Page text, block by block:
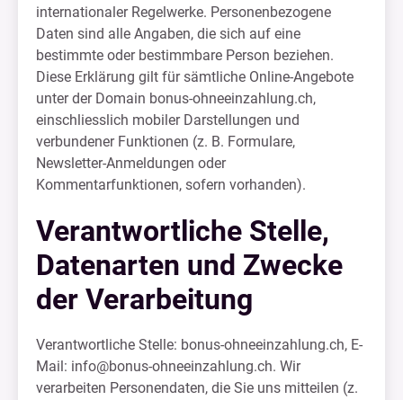
internationaler Regelwerke. Personenbezogene
Daten sind alle Angaben, die sich auf eine
bestimmte oder bestimmbare Person beziehen.
Diese Erklärung gilt für sämtliche Online-Angebote
unter der Domain bonus-ohneeinzahlung.ch,
einschliesslich mobiler Darstellungen und
verbundener Funktionen (z. B. Formulare,
Newsletter-Anmeldungen oder
Kommentarfunktionen, sofern vorhanden).
Verantwortliche Stelle,
Datenarten und Zwecke
der Verarbeitung
Verantwortliche Stelle: bonus-ohneeinzahlung.ch, E-
Mail: info@bonus-ohneeinzahlung.ch. Wir
verarbeiten Personendaten, die Sie uns mitteilen (z.